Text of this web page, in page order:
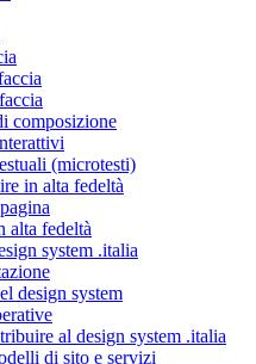
composizione
(microtesti)
in alta fedeltà
alta fedeltà
system .italia
design system
al design system .italia
di sito e servizi